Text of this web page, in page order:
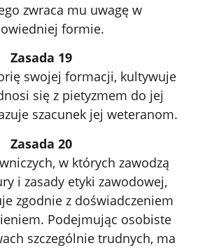
zwraca mu uwagę w
formie.
Zasada 19
swojej formacji, kultywuje
się z pietyzmem do jej
szacunek jej weteranom.
Zasada 20
w których zawodzą
i zasady etyki zawodowej,
zgodnie z doświadczeniem
Podejmując osobiste
szczególnie trudnych, ma